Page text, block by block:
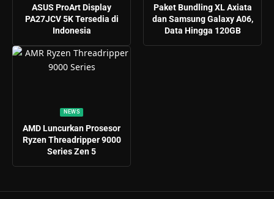
ASUS ProArt Display
PA27JCV 5K Tersedia di
Indonesia
Paket Bundling XL Axiata
dan Samsung Galaxy A06,
Data Hingga 120GB
NEWS
AMD Luncurkan Prosesor
Ryzen Threadripper 9000
Series Zen 5